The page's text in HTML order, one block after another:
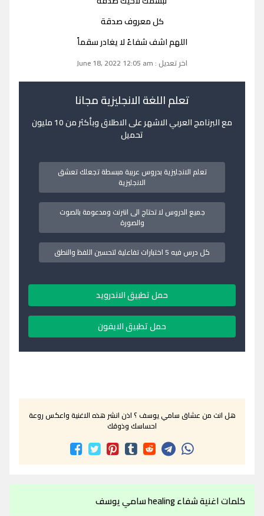
كل معروف صدقة
اللهم اشف شفاءً لا يغادر سقماً
اخر تعديل : June 18, 2022 12:05 am
تعلم اللغة الانجليزية مجانا
مع البرنامج العربي الاشهر على الاطلاق وبأكثر من 10 مليون
تحميل
تعلم الانجليزية بدروس عربية مبسطة تجعلك تعشق
الانجليزية
جميع الدروس لا تحتاج الى انترنت ومدعومة بالصوت
والصورة
كل درس فيه 5 اختبارات تفاعلية لتحسين اللفظ والنطق
حمل تطبيق الاندرويد
حمل تطبيق الايفون
هل انت من عشاق سامي يوسف ؟ اذن انشر هذه الاغنية واعكس روعة
احساسك وذوقك
كلمات اغنية شفاء healing سامي يوسف